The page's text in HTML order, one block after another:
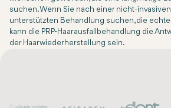
suchen. Wenn Sie nach einer nicht-
unterstützten Behandlung suchen, die
kann die PRP-Haarausfallbehandlung die
der Haarwiederherstellung sein.